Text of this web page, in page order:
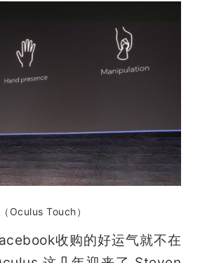
（Oculus Touch）
收购的好运气就不在